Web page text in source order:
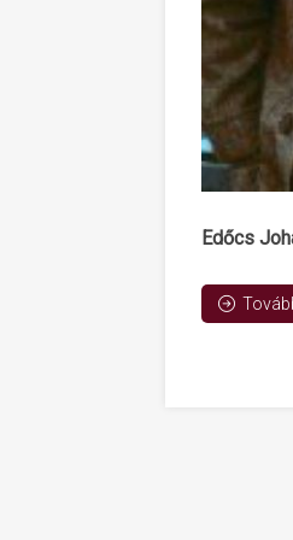
Edőcs